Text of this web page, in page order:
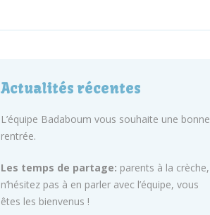
Actualités récentes
L’équipe Badaboum vous souhaite une bonne
rentrée.
Les temps de partage: parents à la crèche,
n’hésitez pas à en parler avec l’équipe, vous
êtes les bienvenus !